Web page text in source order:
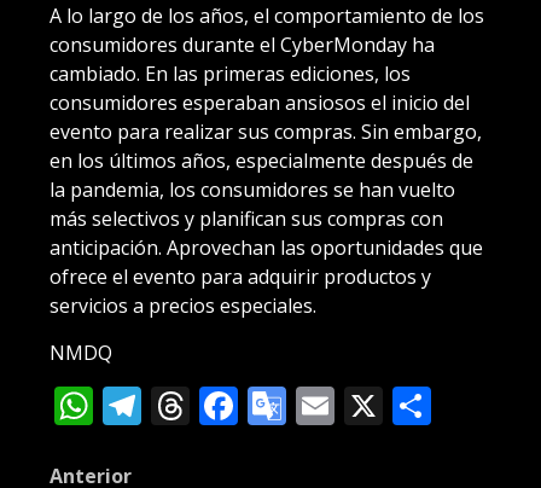
A lo largo de los años, el comportamiento de los
consumidores durante el CyberMonday ha
cambiado. En las primeras ediciones, los
consumidores esperaban ansiosos el inicio del
evento para realizar sus compras. Sin embargo,
en los últimos años, especialmente después de
la pandemia, los consumidores se han vuelto
más selectivos y planifican sus compras con
anticipación. Aprovechan las oportunidades que
ofrece el evento para adquirir productos y
servicios a precios especiales.
NMDQ
WhatsApp
Telegram
Threads
Facebook
Google
Email
X
Anterior